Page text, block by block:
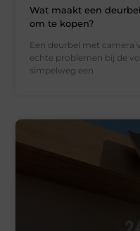
Wat maakt een
om te kopen?
Een deurbel met camera
echte problemen bij de
simpelweg een